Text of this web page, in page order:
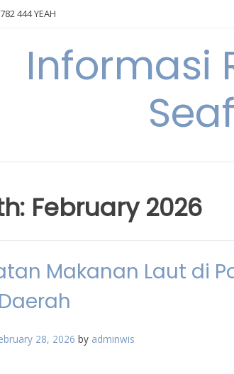
444 YEAH
Informasi
February 2026
Makanan Laut di
28, 2026 by adminwis